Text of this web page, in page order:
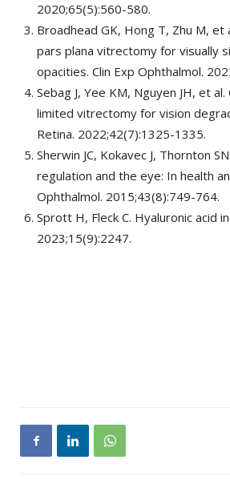
2020;65(5):560-580.
Broadhead GK, Hong T, Zhu M, et
pars plana vitrectomy for visually
opacities. Clin Exp Ophthalmol.
Sebag J, Yee KM, Nguyen JH, et
limited vitrectomy for vision
Retina. 2022;42(7):1325-1335.
Sherwin JC, Kokavec J, Thornton
regulation and the eye: In health
Ophthalmol. 2015;43(8):749-764.
Sprott H, Fleck C. Hyaluronic acid
2023;15(9):2247.